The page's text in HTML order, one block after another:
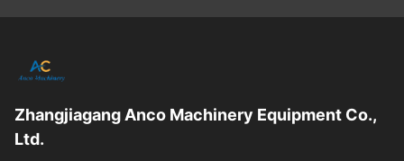
Zhangjiagang Anco Machinery Equipment Co.,
Ltd.